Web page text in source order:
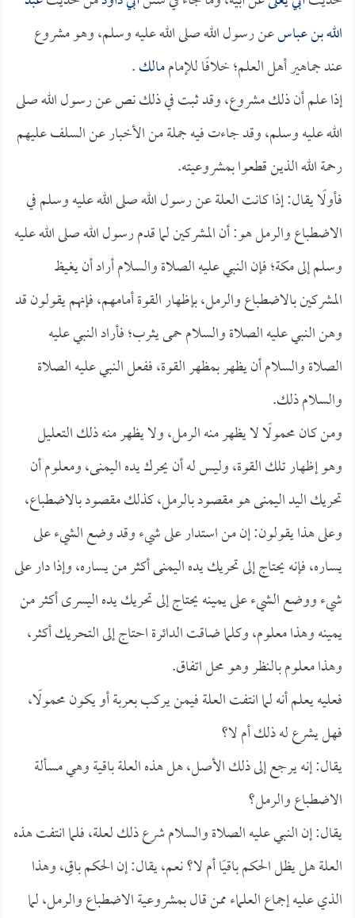
الله بن عباسعن رسول الله صلى الله عليه وسلم، وهو مشروع
عند جماهير أهل العلم؛ خلافًا للإماممالك.
إذا علم أن ذلك مشروع، وقد ثبت في ذلك نص عن رسول الله صلى
الله عليه وسلم، وقد جاءت فيه جملة من الأخبار عن السلف عليهم
رحمة الله الذين قطعوا بمشروعيته.
فأولًا يقال: إذا كانت العلة عن رسول الله صلى الله عليه وسلم في
الاضطباع والرمل هو: أن المشركين لما قدم رسول الله صلى الله عليه
وسلم إلى مكة؛ فإن النبي عليه الصلاة والسلام أراد أن يغيظ
المشركين بالاضطباع والرمل، بإظهار القوة أمامهم، فإنهم يقولون قد
وهن النبي عليه الصلاة والسلام حمى يثرب؛ فأراد النبي عليه
الصلاة والسلام أن يظهر بمظهر القوة، ففعل النبي عليه الصلاة
والسلام ذلك.
ومن كان محمولًا لا يظهر منه الرمل، ولا يظهر منه ذلك التعليل
وهو إظهار تلك القوة، وليس له أن يحرك يده اليمنى، ومعلوم أن
تحريك اليد اليمنى هو مقصود بالرمل، كذلك مقصود بالاضطباع،
وعلى هذا يقولون: إن من استدار على شيء وقد وضع الشيء على
يساره، فإنه يحتاج إلى تحريك يده اليمنى أكثر من يساره، وإذا دار على
شيء ووضع الشيء على يمينه يحتاج إلى تحريك يده اليسرى أكثر من
يمينه وهذا معلوم، وكلما ضاقت الدائرة احتاج إلى التحريك أكثر،
وهذا معلوم بالنظر وهو محل اتفاق.
فعليه يعلم أنه لما انتفت العلة فيمن يركب بعربة أو يكون محمولًا،
فهل يشرع له ذلك أم لا؟
يقال: إنه يرجع إلى ذلك الأصل، هل هذه العلة باقية وهي مسألة
الاضطباع والرمل؟
يقال: إن النبي عليه الصلاة والسلام شرع ذلك لعلة، فلما انتفت هذه
العلة هل يظل الحكم باقيًا أم لا؟ نعم، يقال: إن الحكم باقٍ، وهذا
الذي عليه إجماع العلماء ممن قال بمشروعية الاضطباع والرمل، لما